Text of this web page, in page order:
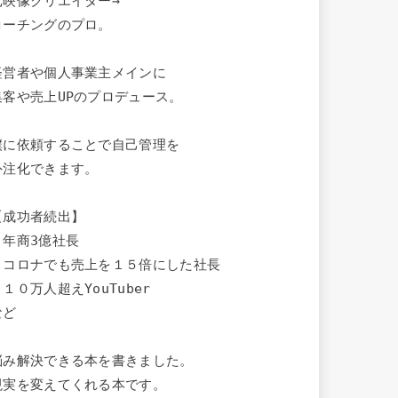
チングのプロ。
営者や個人事業主メインに
や売上UPのプロデュース。
に依頼することで自己管理を
化できます。
功者続出】
年商3億社長
コロナでも売上を１５倍にした社長
１０万人超えYouTuber
ど
み解決できる本を書きました。
実を変えてくれる本です。